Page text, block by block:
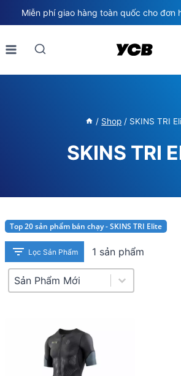
to
content
Miễn phí giao hàng toàn quốc cho đơn
/ Shop / SKINS TRI
SKINS TRI
Top 20 sản phẩm bán chạy - SKINS TRI Elite
Lọc Sản Phẩm 1 sản phẩm
Product Sort
Sort content